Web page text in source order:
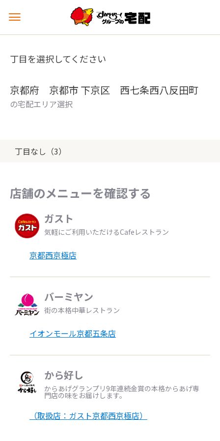
メ
ュ
を
丁目を選択してください
京都府 京都市 下京区 西七条西八反田町
の宅配エリア選択
丁目なし（3）
店舗のメニューを確認する
ガスト
気軽にご利用いただけるCafeレストラン
京都西京極店
バーミヤン
街の本格中華レストラン
イオンモール京都五条店
から好し
からあげグランプリ9年連続金賞の本格からあげ専
門店の味をお届けします。
（取扱店：ガスト京都西京極店）